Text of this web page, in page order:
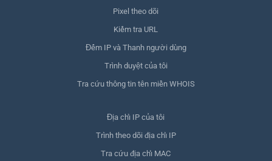
Pixel theo dõi
Kiểm tra URL
Đếm IP và Thanh người dùng
Trình duyệt của tôi
Tra cứu thông tin tên miền WHOIS
Địa chỉ IP của tôi
Trình theo dõi địa chỉ IP
Tra cứu địa chỉ MAC